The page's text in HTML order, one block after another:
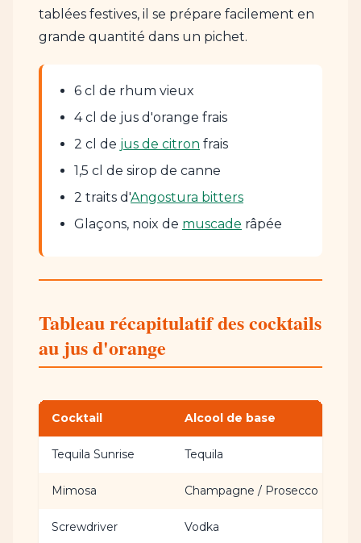
tablées festives, il se prépare facilement en
grande quantité dans un pichet.
6 cl de rhum vieux
4 cl de jus d'orange frais
2 cl de jus de citron frais
1,5 cl de sirop de canne
2 traits d'Angostura bitters
Glaçons, noix de muscade râpée
Tableau récapitulatif des cocktails
au jus d'orange
Cocktail Alcool de base
Tequila Sunrise Tequila
Mimosa Champagne / Prosecco
Screwdriver Vodka